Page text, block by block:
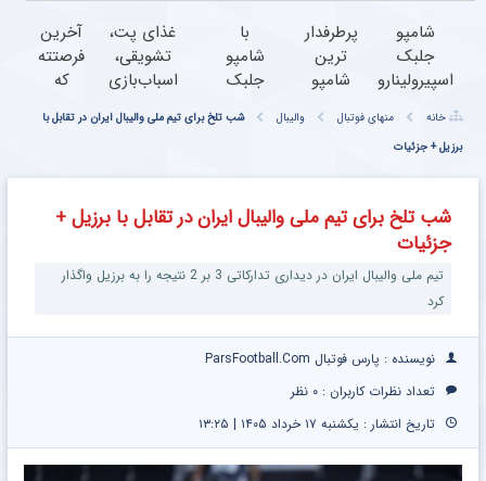
شامپو
جلبک
اسپیرولینارو
تخفیف به
موهات
هدیه بده
پرطرفدار
ترین
شامپو
موی
با45%تخفیف
با
شامپو
جلبک
مثل
کاج
کن45%تخفیف
غذای پت،
تشویقی،
اسباب‌بازی
بهداشتی
تخفیف
آخرین
فرصتته
که
جلبک
تخفیف
سفارش
خانه منهای فوتبال والیبال
شب تلخ برای تیم ملی والیبال ایران در تقابل با
برزیل + جزئیات
شب تلخ برای تیم ملی والیبال ایران در تقابل با برزیل +
جزئیات
تیم ملی والیبال ایران در دیداری تدارکاتی 3 بر 2 نتیجه را به برزیل واگذار
کرد
نویسنده : پارس فوتبال ParsFootball.Com
تعداد نظرات کاربران : ۰ نظر
تاریخ انتشار : یکشنبه ۱۷ خرداد ۱۴۰۵ | ۱۳:۲۵